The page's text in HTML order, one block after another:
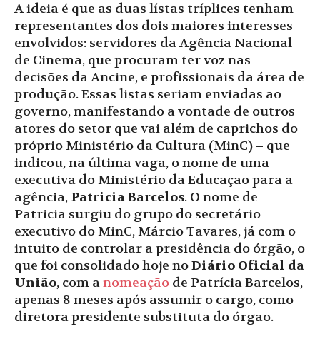
A ideia é que as duas lístas tríplices tenham
representantes dos dois maiores interesses
envolvidos: servidores da Agência Nacional
de Cinema, que procuram ter voz nas
decisões da Ancine, e profissionais da área de
produção. Essas listas seriam enviadas ao
governo, manifestando a vontade de outros
atores do setor que vai além de caprichos do
próprio Ministério da Cultura (MinC) – que
indicou, na última vaga, o nome de uma
executiva do Ministério da Educação para a
agência, Patricia Barcelos. O nome de
Patricia surgiu do grupo do secretário
executivo do MinC, Márcio Tavares, já com o
intuito de controlar a presidência do órgão, o
que foi consolidado hoje noDiário Oficial da
União, com anomeação de Patrícia Barcelos,
apenas 8 meses após assumir o cargo, como
diretora presidente substituta do órgão.